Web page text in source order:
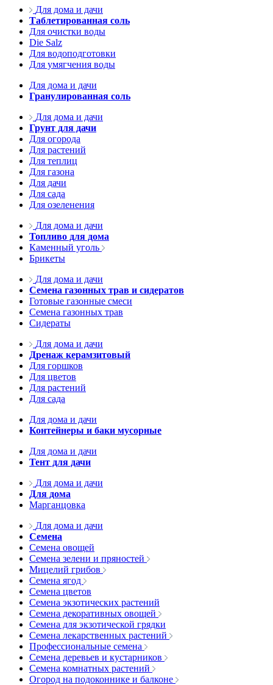
Для дома и дачи
Таблетированная соль
Для очистки воды
Die Salz
Для водоподготовки
Для умягчения воды
Для дома и дачи
Гранулированная соль
Для дома и дачи
Грунт для дачи
Для огорода
Для растений
Для теплиц
Для газона
Для дачи
Для сада
Для озеленения
Для дома и дачи
Топливо для дома
Каменный уголь
Брикеты
Для дома и дачи
Семена газонных трав и сидератов
Готовые газонные смеси
Семена газонных трав
Сидераты
Для дома и дачи
Дренаж керамзитовый
Для горшков
Для цветов
Для растений
Для сада
Для дома и дачи
Контейнеры и баки мусорные
Для дома и дачи
Тент для дачи
Для дома и дачи
Для дома
Марганцовка
Для дома и дачи
Семена
Семена овощей
Семена зелени и пряностей
Мицелий грибов
Семена ягод
Семена цветов
Семена экзотических растений
Семена декоративных овощей
Семена для экзотической грядки
Семена лекарственных растений
Профессиональные семена
Семена деревьев и кустарников
Семена комнатных растений
Огород на подоконнике и балконе